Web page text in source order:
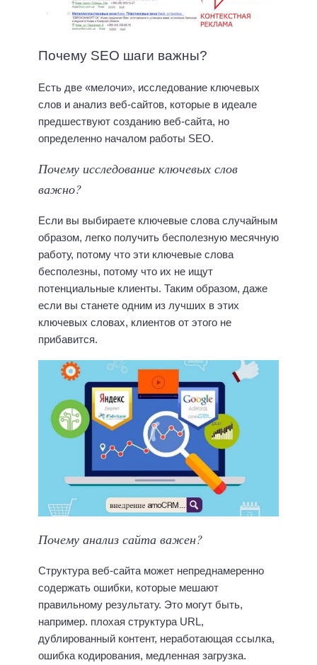
Почему SEO шаги важны?
Есть две «мелочи», исследование ключевых
слов и анализ веб-сайтов, которые в идеале
предшествуют созданию веб-сайта, но
определенно началом работы SEO.
Почему исследование ключевых слов
важно?
Если вы выбираете ключевые слова случайным
образом, легко получить бесполезную месячную
работу, потому что эти ключевые слова
бесполезны, потому что их не ищут
потенциальные клиенты. Таким образом, даже
если вы станете одним из лучших в этих
ключевых словах, клиентов от этого не
прибавится.
Почему анализ сайта важен?
Структура веб-сайта может непреднамеренно
содержать ошибки, которые мешают
правильному результату. Это могут быть,
например. плохая структура URL,
дублированный контент, неработающая ссылка,
ошибка кодирования, медленная загрузка.